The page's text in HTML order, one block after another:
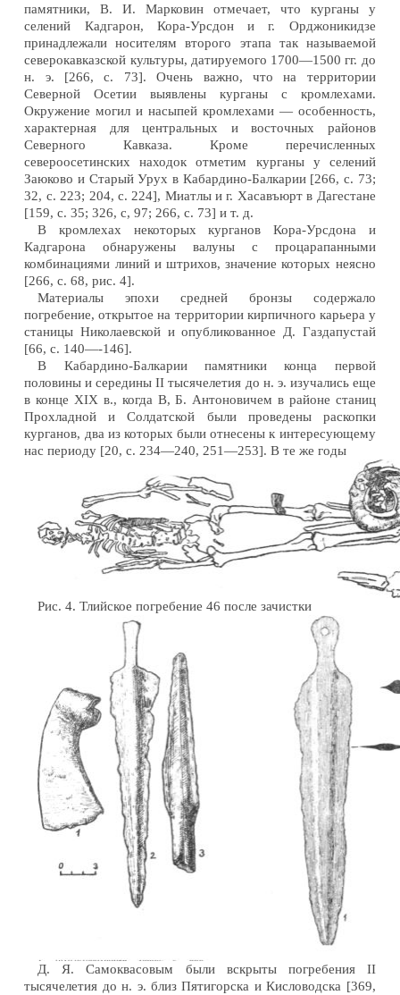
памятники, В. И. Марковин отмечает, что курганы у
селений Кадгарон, Кора-Урсдон и г. Орджоникидзе
принадлежали носителям второго этапа так называемой
северокавказской культуры, датируемого 1700—1500 гг. до
н. э. [266, с. 73]. Очень важно, что на территории
Северной Осетии выявлены курганы с кромлехами.
Окружение могил и насыпей кромлехами — особенность,
характерная для центральных и восточных районов
Северного Кавказа. Кроме перечисленных
североосетинских находок отметим курганы у селений
Заюково и Старый Урух в Кабардино-Балкарии [266, с. 73;
32, с. 223; 204, с. 224], Миатлы и г. Хасавъюрт в Дагестане
[159, с. 35; 326, с, 97; 266, с. 73] и т. д.
В кромлехах некоторых курганов Кора-Урсдона и
Кадгарона обнаружены валуны с процарапанными
комбинациями линий и штрихов, значение которых неясно
[266, с. 68, рис. 4].
Материалы эпохи средней бронзы содержало
погребение, открытое на территории кирпичного карьера у
станицы Николаевской и опубликованное Д. Газдапустай
[66, с. 140—-146].
В Кабардино-Балкарии памятники конца первой
половины и середины II тысячелетия до н. э. изучались еще
в конце XIX в., когда В, Б. Антоновичем в районе станиц
Прохладной и Солдатской были проведены раскопки
курганов, два из которых были отнесены к интересующему
нас периоду [20, с. 234—240, 251—253]. В те же годы
Рис. 4. Тлийское погребение 46 после зачистки
Д. Я. Самоквасовым были вскрыты погребения II
тысячелетия до н. э. близ Пятигорска и Кисловодска [369,